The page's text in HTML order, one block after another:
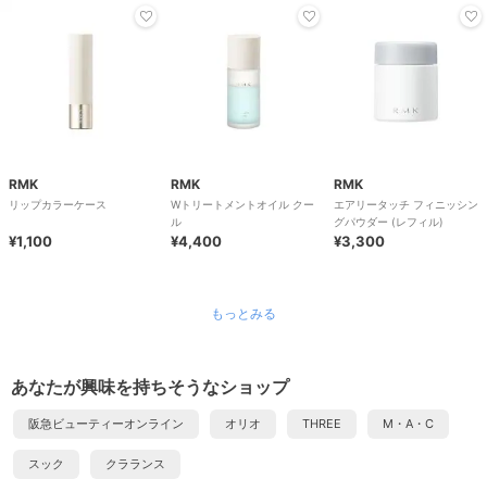
RMK
リップカラーケース
¥1,100
RMK
Wトリートメントオイル クー
ル
¥4,400
RMK
エアリータッチ フィニッシン
グパウダー (レフィル)
¥3,300
もっとみる
あなたが興味を持ちそうなショップ
阪急ビューティーオンライン オリオ THREE M・A・C
スック クラランス